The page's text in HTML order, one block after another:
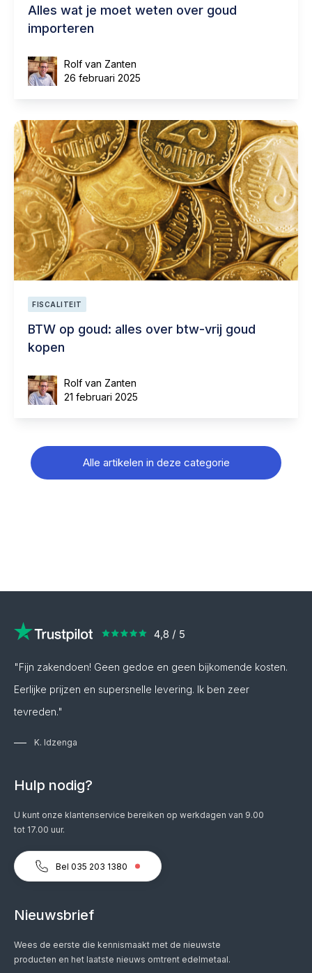
Alles wat je moet weten over goud
importeren
Rolf van Zanten
26 februari 2025
FISCALITEIT
BTW op goud: alles over btw-vrij goud
kopen
Rolf van Zanten
21 februari 2025
Alle artikelen in deze categorie
"Fijn zakendoen! Geen gedoe en geen bijkomende kosten.
Eerlijke prijzen en supersnelle levering. Ik ben zeer
tevreden."
K. Idzenga
Hulp nodig?
U kunt onze klantenservice bereiken op werkdagen van 9.00
tot 17.00 uur.
Bel 035 203 1380
Nieuwsbrief
Wees de eerste die kennismaakt met de nieuwste
producten en het laatste nieuws omtrent edelmetaal.